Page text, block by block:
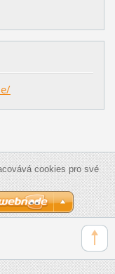
cookies pro své